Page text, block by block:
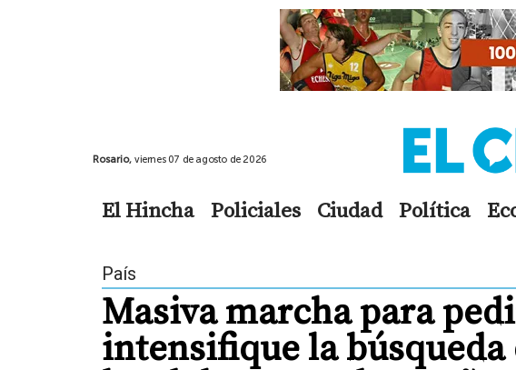
Rosario, viernes 07 de agosto de 2026
El Hincha Policiales Ciudad Política
País
Masiva marcha para
intensifique la búsqueda